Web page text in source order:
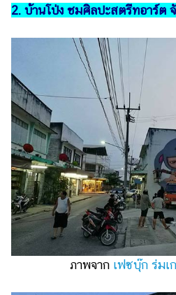
2. บ้านโป่ง ชมศิลปะสตรีทอาร์ต
ภาพจาก เฟซบุ๊ก ร่มเ